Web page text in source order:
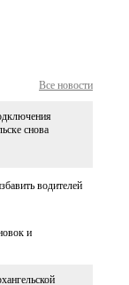
Все новости
снова
водителей
и